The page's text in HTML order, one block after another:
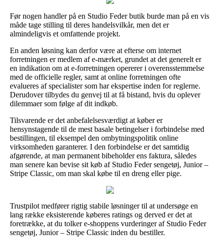
Før nogen handler på en Studio Feder butik burde man på en vis
måde tage stilling til deres handelsvilkår, men det er
almindeligvis et omfattende projekt.
En anden løsning kan derfor være at efterse om internet
forretningen er medlem af e-mærket, grundet at det generelt er
en indikation om at e-forretningen opererer i overensstemmelse
med de officielle regler, samt at online forretningen ofte
evalueres af specialister som har ekspertise inden for reglerne.
Derudover tilbydes du genvej til at få bistand, hvis du oplever
dilemmaer som følge af dit indkøb.
Tilsvarende er det anbefalelsesværdigt at køber er
hensynstagende til de mest basale betingelser i forbindelse med
bestillingen, til eksempel den ombytningspolitik online
virksomheden garanterer. I den forbindelse er det samtidig
afgørende, at man permanent bibeholder ens faktura, således
man senere kan bevise sit køb af Studio Feder sengetøj, Junior –
Stripe Classic, om man skal købe til en dreng eller pige.
Trustpilot medfører rigtig stabile løsninger til at undersøge en
lang række eksisterende køberes ratings og derved er det at
foretrække, at du tolker e-shoppens vurderinger af Studio Feder
sengetøj, Junior – Stripe Classic inden du bestiller.